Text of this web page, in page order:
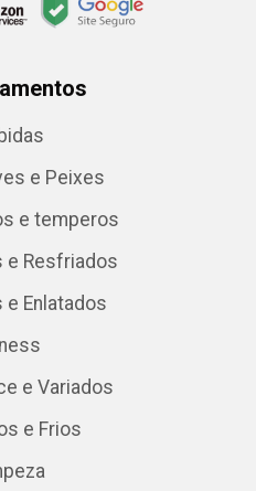
e Peixes
e temperos
e Resfriados
e Enlatados
e Variados
e Frios